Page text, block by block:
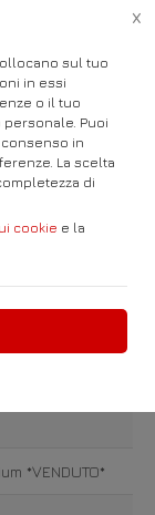
sul tuo
in essi
o il tuo
Puoi
in
La scelta
di
cookie e la
X
4M
*VENDUTO*